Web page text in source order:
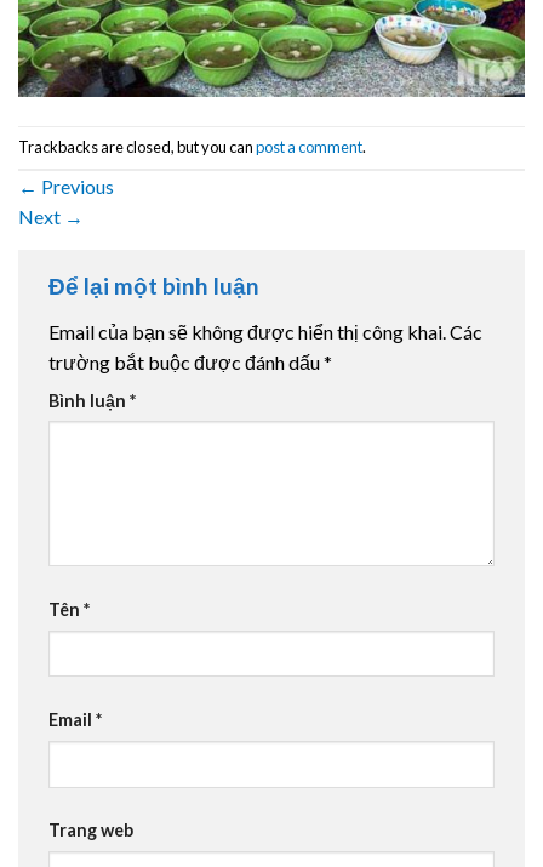
Trackbacks are closed, but you canpost a comment.
← Previous
Next →
Để lại một bình luận
Email của bạn sẽ không được hiển thị công khai. Các
trường bắt buộc được đánh dấu*
Bình luận *
Tên *
Email *
Trang web